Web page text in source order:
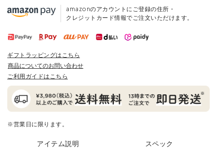
amazonのアカウントにご登録の住所・
クレジットカード情報でご注文いただけます。
ギフトラッピングはこちら
商品についてのお問い合わせ
ご利用ガイドはこちら
※営業日に限ります。
アイテム説明 スペック